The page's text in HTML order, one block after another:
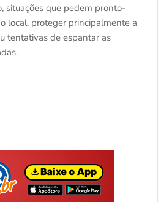
situações que pedem pronto-
local, proteger principalmente a
tentativas de espantar as